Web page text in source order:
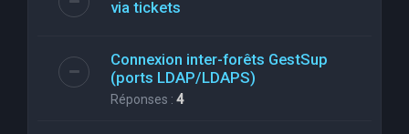
via tickets
Connexion inter-forêts GestSup
(ports LDAP/LDAPS)
Réponses : 4